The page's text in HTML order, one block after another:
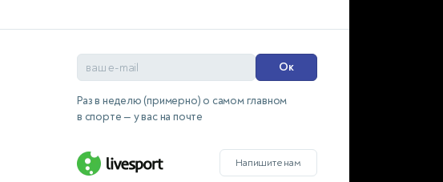
Ок
Раз в неделю (примерно) о самом главном
в спорте — у вас на почте
Напишите нам